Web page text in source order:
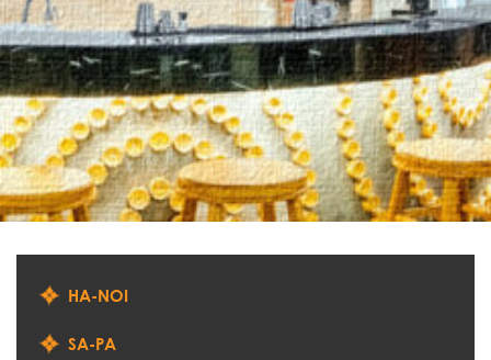
HA-NOI
SA-PA